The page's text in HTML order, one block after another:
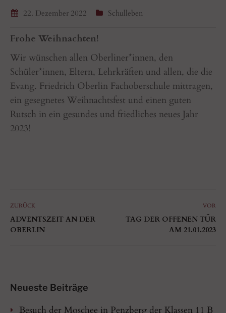
22. Dezember 2022 Schulleben
Frohe Weihnachten!
Wir wünschen allen Oberliner*innen, den
Schüler*innen, Eltern, Lehrkräften und allen, die die
Evang. Friedrich Oberlin Fachoberschule mittragen,
ein gesegnetes Weihnachtsfest und einen guten
Rutsch in ein gesundes und friedliches neues Jahr
2023!
ZURÜCK
ADVENTSZEIT AN DER
OBERLIN
VOR
TAG DER OFFENEN TÜR
AM 21.01.2023
Neueste Beiträge
Besuch der Moschee in Penzberg der Klassen 11 B